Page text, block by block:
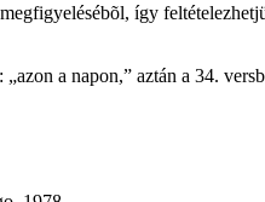
így
a napon,” aztán a 34.